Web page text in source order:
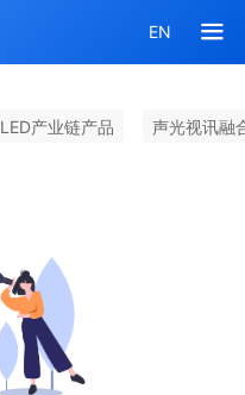
EN
LED产业链产品 声光视讯融